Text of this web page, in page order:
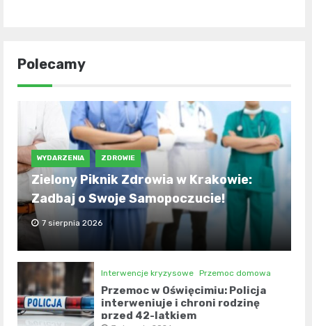
Polecamy
WYDARZENIA ZDROWIE
Zielony Piknik Zdrowia w Krakowie:
Zadbaj o Swoje Samopoczucie!
7 sierpnia 2026
Interwencje kryzysowe Przemoc domowa
Przemoc w Oświęcimiu: Policja
interweniuje i chroni rodzinę
przed 42-latkiem